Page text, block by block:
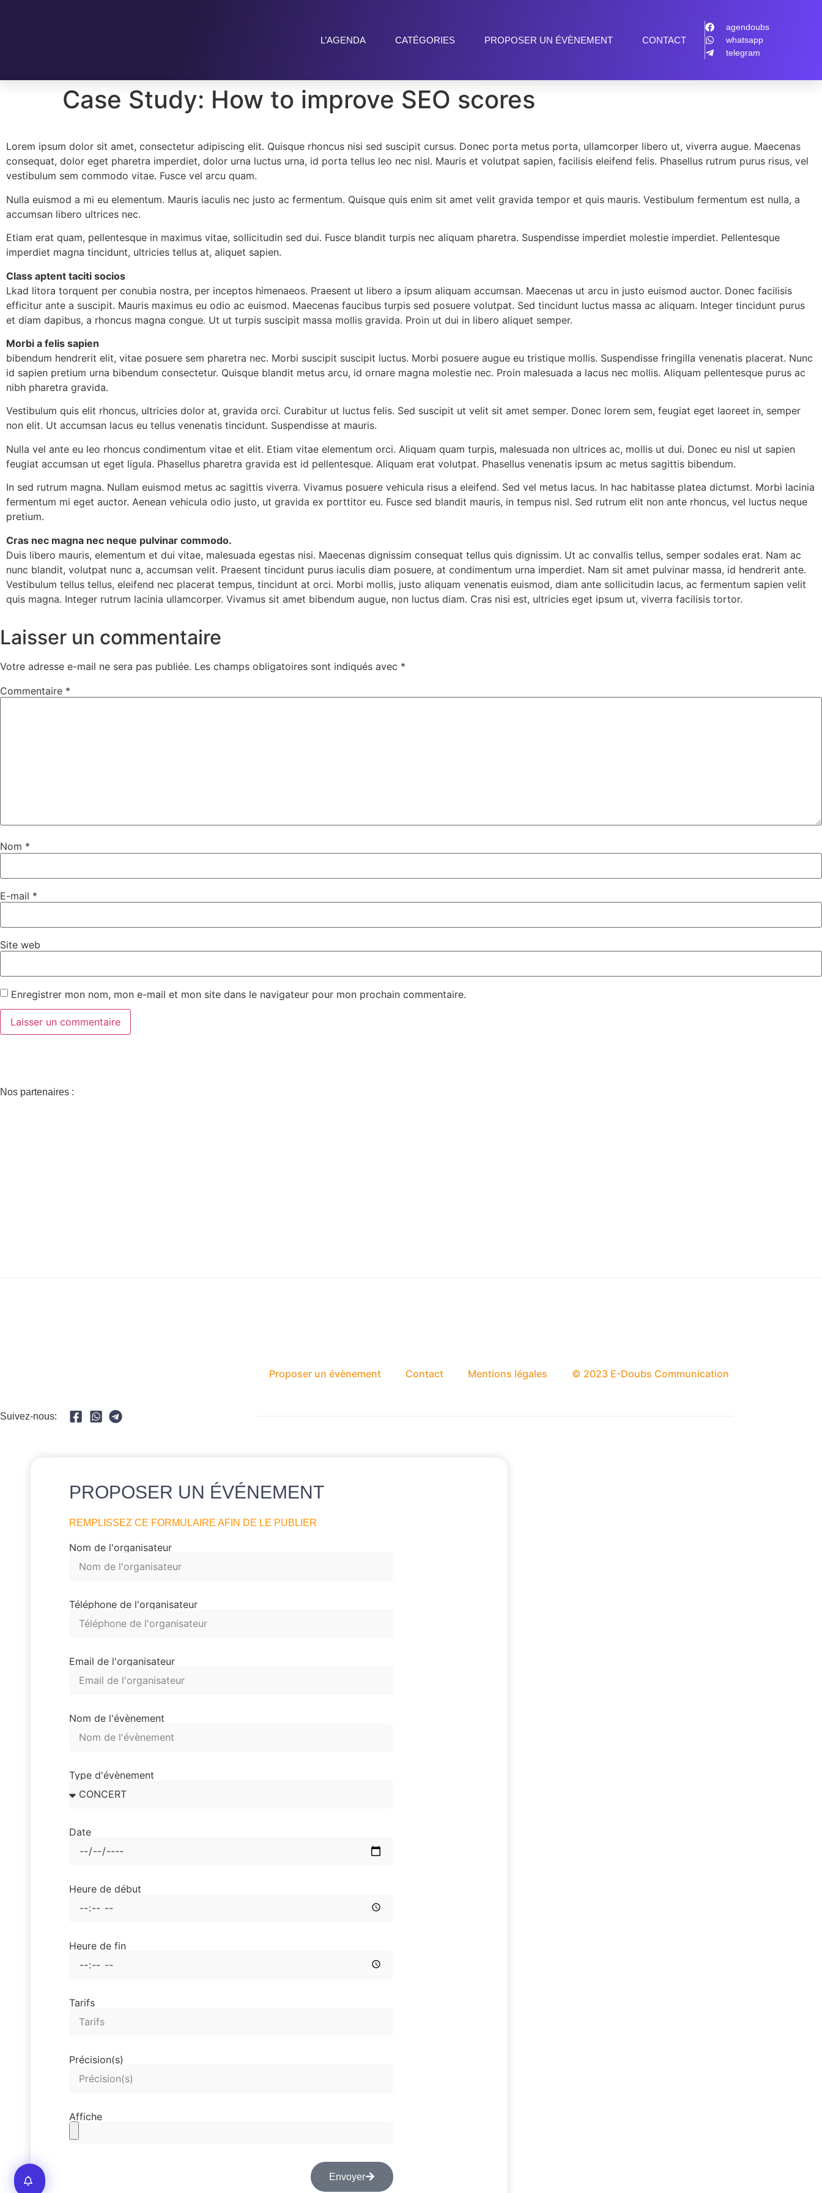
L’AGENDA CATÉGORIES PROPOSER UN ÉVÈNEMENT CONTACT
agendoubs
whatsapp
telegram
Case Study: How to improve SEO scores
Lorem ipsum dolor sit amet, consectetur adipiscing elit. Quisque rhoncus nisi sed suscipit cursus. Donec porta metus porta, ullamcorper libero ut, viverra augue. Maecenas
consequat, dolor eget pharetra imperdiet, dolor urna luctus urna, id porta tellus leo nec nisl. Mauris et volutpat sapien, facilisis eleifend felis. Phasellus rutrum purus risus, vel
vestibulum sem commodo vitae. Fusce vel arcu quam.
Nulla euismod a mi eu elementum. Mauris iaculis nec justo ac fermentum. Quisque quis enim sit amet velit gravida tempor et quis mauris. Vestibulum fermentum est nulla, a
accumsan libero ultrices nec.
Etiam erat quam, pellentesque in maximus vitae, sollicitudin sed dui. Fusce blandit turpis nec aliquam pharetra. Suspendisse imperdiet molestie imperdiet. Pellentesque
imperdiet magna tincidunt, ultricies tellus at, aliquet sapien.
Class aptent taciti socios
Lkad litora torquent per conubia nostra, per inceptos himenaeos. Praesent ut libero a ipsum aliquam accumsan. Maecenas ut arcu in justo euismod auctor. Donec facilisis
efficitur ante a suscipit. Mauris maximus eu odio ac euismod. Maecenas faucibus turpis sed posuere volutpat. Sed tincidunt luctus massa ac aliquam. Integer tincidunt purus
et diam dapibus, a rhoncus magna congue. Ut ut turpis suscipit massa mollis gravida. Proin ut dui in libero aliquet semper.
Morbi a felis sapien
bibendum hendrerit elit, vitae posuere sem pharetra nec. Morbi suscipit suscipit luctus. Morbi posuere augue eu tristique mollis. Suspendisse fringilla venenatis placerat. Nunc
id sapien pretium urna bibendum consectetur. Quisque blandit metus arcu, id ornare magna molestie nec. Proin malesuada a lacus nec mollis. Aliquam pellentesque purus ac
nibh pharetra gravida.
Vestibulum quis elit rhoncus, ultricies dolor at, gravida orci. Curabitur ut luctus felis. Sed suscipit ut velit sit amet semper. Donec lorem sem, feugiat eget laoreet in, semper
non elit. Ut accumsan lacus eu tellus venenatis tincidunt. Suspendisse at mauris.
Nulla vel ante eu leo rhoncus condimentum vitae et elit. Etiam vitae elementum orci. Aliquam quam turpis, malesuada non ultrices ac, mollis ut dui. Donec eu nisl ut sapien
feugiat accumsan ut eget ligula. Phasellus pharetra gravida est id pellentesque. Aliquam erat volutpat. Phasellus venenatis ipsum ac metus sagittis bibendum.
In sed rutrum magna. Nullam euismod metus ac sagittis viverra. Vivamus posuere vehicula risus a eleifend. Sed vel metus lacus. In hac habitasse platea dictumst. Morbi lacinia
fermentum mi eget auctor. Aenean vehicula odio justo, ut gravida ex porttitor eu. Fusce sed blandit mauris, in tempus nisl. Sed rutrum elit non ante rhoncus, vel luctus neque
pretium.
Cras nec magna nec neque pulvinar commodo.
Duis libero mauris, elementum et dui vitae, malesuada egestas nisi. Maecenas dignissim consequat tellus quis dignissim. Ut ac convallis tellus, semper sodales erat. Nam ac
nunc blandit, volutpat nunc a, accumsan velit. Praesent tincidunt purus iaculis diam posuere, at condimentum urna imperdiet. Nam sit amet pulvinar massa, id hendrerit ante.
Vestibulum tellus tellus, eleifend nec placerat tempus, tincidunt at orci. Morbi mollis, justo aliquam venenatis euismod, diam ante sollicitudin lacus, ac fermentum sapien velit
quis magna. Integer rutrum lacinia ullamcorper. Vivamus sit amet bibendum augue, non luctus diam. Cras nisi est, ultricies eget ipsum ut, viverra facilisis tortor.
Laisser un commentaire
Votre adresse e-mail ne sera pas publiée. Les champs obligatoires sont indiqués avec *
Commentaire *
Nom *
E-mail *
Site web
Enregistrer mon nom, mon e-mail et mon site dans le navigateur pour mon prochain commentaire.
Nos partenaires :
Proposer un évènement Contact Mentions légales © 2023 E-Doubs Communication
Suivez-nous:
PROPOSER UN ÉVÉNEMENT​
REMPLISSEZ CE FORMULAIRE AFIN DE LE PUBLIER
Nom de l'organisateur
Téléphone de l'organisateur
Email de l'organisateur
Nom de l'évènement
Type d'évènement
Date
Heure de début
Heure de fin
Tarifs
Précision(s)
Affiche
Envoyer